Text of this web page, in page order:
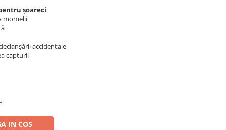
șoareci
momelii
accidentale
capturii
IN COS